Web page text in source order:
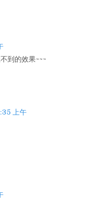
到的效果~~~
上午